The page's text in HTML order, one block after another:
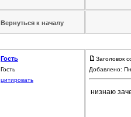
Вернуться к началу
Гость
Гость
цитировать
Заголовок
Добавлено:
низнаю